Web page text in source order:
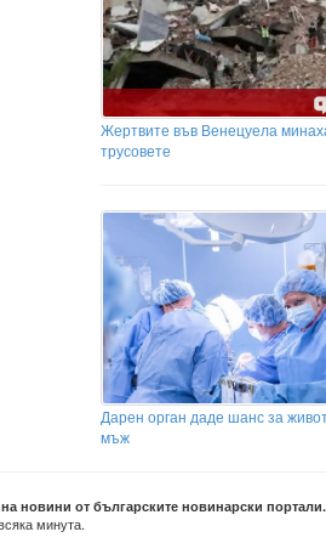
Жертвите във Венецуела
трусовете
Дарен орган даде шанс за
мъж
на новини от българските новинарски портали.
минута.